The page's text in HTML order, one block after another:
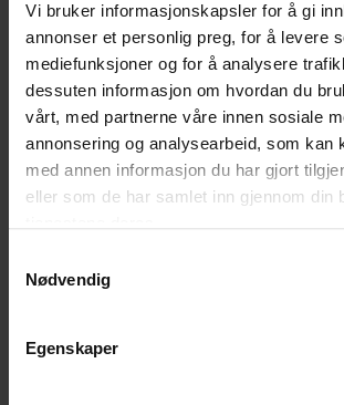
Vi bruker informasjonskapsler for å gi
annonser et personlig preg, for å levere
mediefunksjoner og for å analysere
dessuten informasjon om hvordan du
vårt, med partnerne våre innen sosiale
annonsering og analysearbeid, som kan
med annen informasjon du har gjort
eller som de har samlet inn gjennom din
Nødvendig
Egenskaper
Gjør det enkelt
Anbefalt